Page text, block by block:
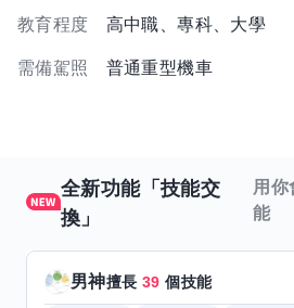
教育程度 高中職、專科、大學
需備駕照 普通重型機車
全新功能「技能交
換」
用你
能
男神擅長39 個技能